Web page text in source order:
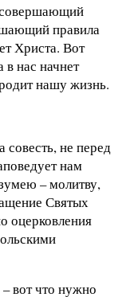
правила
Христа. Вот
в нас начнет
нашу жизнь.
совесть, не перед
нам
– молитву,
Святых
оцерковления
вот что нужно